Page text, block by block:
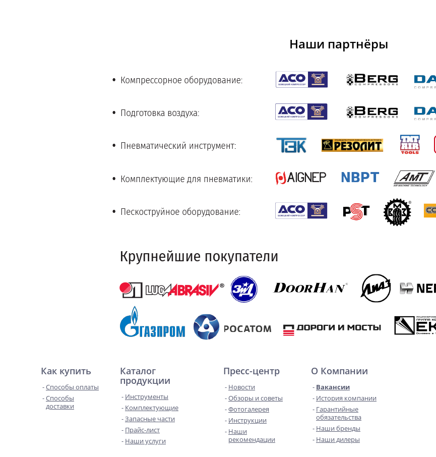
Наши партнёры
Как купить
Способы оплаты
Способы
доставки
Каталог
продукции
Инструменты
Комплектующие
Запасные части
Прайс-лист
Наши услуги
Пресс-центр
Новости
Обзоры и советы
Фотогалерея
Инструкции
Наши
рекомендации
О Компании
Вакансии
История компании
Гарантийные
обязательства
Наши бренды
Наши дилеры